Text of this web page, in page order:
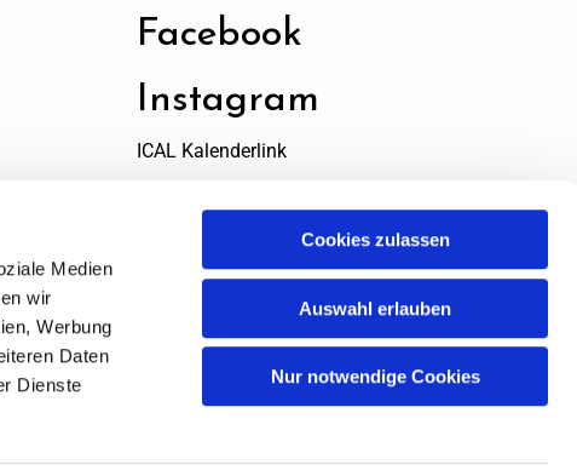
Medien
wir
Werbung
Daten
Dienste
Cookies zulassen
Auswahl erlauben
Nur notwendige Cookies
Facebook
Instagram
ICAL Kalenderlink
ICAL Link
zum kopieren